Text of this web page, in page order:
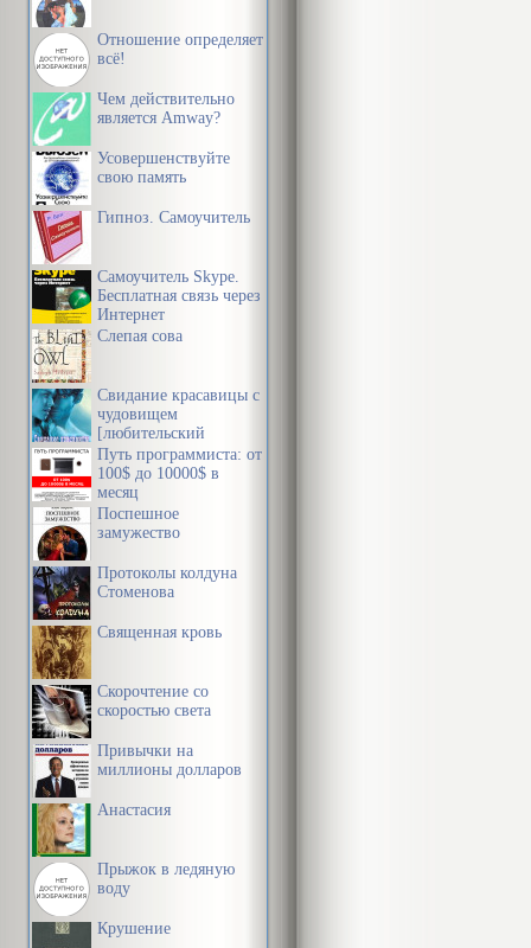
Отношение определяет
всё!
Чем действительно
является Amway?
Усовершенствуйте
свою память
Гипноз. Самоучитель
Самоучитель Skype.
Бесплатная связь через
Интернет
Слепая сова
Свидание красавицы с
чудовищем
[любительский
перевод]
Путь программиста: от
100$ до 10000$ в
месяц
Поспешное
замужество
Протоколы колдуна
Стоменова
Священная кровь
Скорочтение со
скоростью света
Привычки на
миллионы долларов
Анастасия
Прыжок в ледяную
воду
Крушение